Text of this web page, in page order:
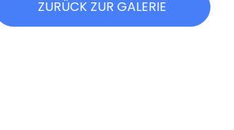
ZURÜCK ZUR GALERIE